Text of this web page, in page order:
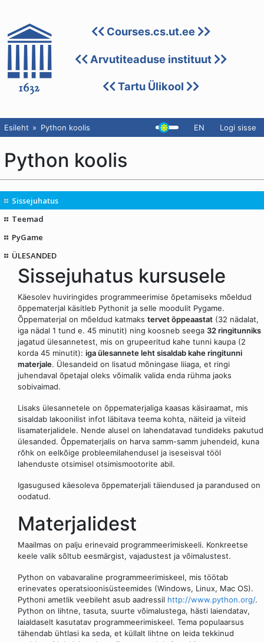
Courses.cs.ut.ee
Arvutiteaduse instituut
Tartu Ülikool
Esileht Python koolis EN Logi sisse
Python koolis
Sissejuhatus
Teemad
PyGame
ÜLESANDED
Sissejuhatus kursusele
Käesolev huviringides programmeerimise õpetamiseks mõeldud
õppematerjal käsitleb Pythonit ja selle moodulit Pygame.
Õppematerjal on mõeldud katmaks tervet õppeaastat (32 nädalat,
iga nädal 1 tund e. 45 minutit) ning koosneb seega 32 ringitunniks
jagatud ülesannetest, mis on grupeeritud kahe tunni kaupa (2
korda 45 minutit): iga ülesannete leht sisaldab kahe ringitunni
materjale. Ülesandeid on lisatud mõningase liiaga, et ringi
juhendaval õpetajal oleks võimalik valida enda rühma jaoks
sobivaimad.
Lisaks ülesannetele on õppematerjaliga kaasas käsiraamat, mis
sisaldab lakoonilist infot läbitava teema kohta, näiteid ja viiteid
lisamaterjalidele. Nende alusel on lahendatavad tundideks pakutud
ülesanded. Õppematerjalis on harva samm-samm juhendeid, kuna
rõhk on eelkõige probleemilahendusel ja iseseisval tööl
lahenduste otsimisel otsimismootorite abil.
Igasugused käesoleva õppematerjali täiendused ja parandused on
oodatud.
Materjalidest
Maailmas on palju erinevaid programmeerimiskeeli. Konkreetse
keele valik sõltub eesmärgist, vajadustest ja võimalustest.
Python on vabavaraline programmeerimiskeel, mis töötab
erinevates operatsioonisüsteemides (Windows, Linux, Mac OS).
Pythoni ametlik veebileht asub aadressil http://www.python.org/.
Python on lihtne, tasuta, suurte võimalustega, hästi laiendatav,
laialdaselt kasutatav programmeerimiskeel. Tema populaarsus
tähendab ühtlasi ka seda, et küllalt lihtne on leida tekkinud